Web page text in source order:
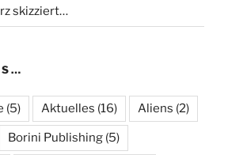
skizziert…
(5) Aktuelles (16) Aliens (2)
Borini Publishing (5)